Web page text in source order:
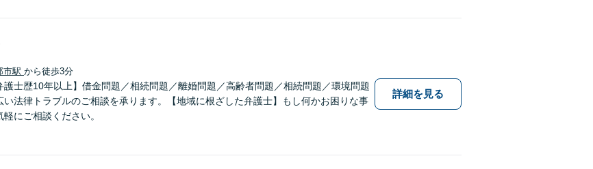
市駅 から徒歩3分
護士歴10年以上】借金問題／相続問題／離婚問題／高齢者問題／相続問題／環境問題
い法律トラブルのご相談を承ります。【地域に根ざした弁護士】もし何かお困りな事
にご相談ください。
詳細を見る